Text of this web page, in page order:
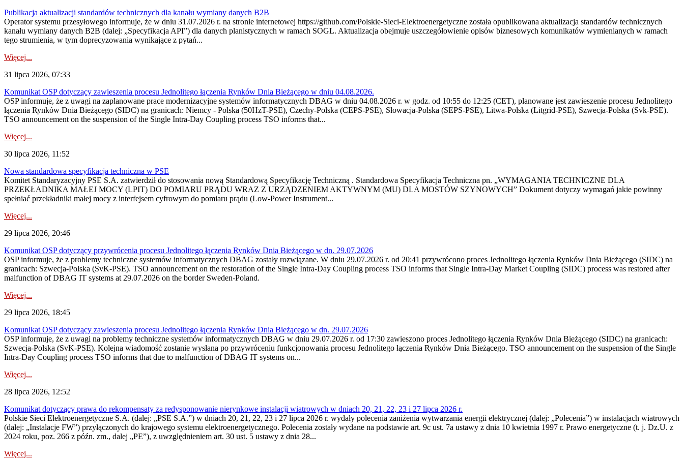
Publikacja aktualizacji standardów technicznych dla kanału wymiany danych B2B
Operator systemu przesyłowego informuje, że w dniu 31.07.2026 r. na stronie internetowej https://github.com/Polskie-Sieci-Elektroenergetyczne została opublikowana aktualizacja standardów technicznych
kanału wymiany danych B2B (dalej: „Specyfikacja API”) dla danych planistycznych w ramach SOGL. Aktualizacja obejmuje uszczegółowienie opisów biznesowych komunikatów wymienianych w ramach
tego strumienia, w tym doprecyzowania wynikające z pytań...
Więcej...
31 lipca 2026, 07:33
Komunikat OSP dotyczący zawieszenia procesu Jednolitego łączenia Rynków Dnia Bieżącego w dniu 04.08.2026.
OSP informuje, że z uwagi na zaplanowane prace modernizacyjne systemów informatycznych DBAG w dniu 04.08.2026 r. w godz. od 10:55 do 12:25 (CET), planowane jest zawieszenie procesu Jednolitego
łączenia Rynków Dnia Bieżącego (SIDC) na granicach: Niemcy - Polska (50HzT-PSE), Czechy-Polska (CEPS-PSE), Słowacja-Polska (SEPS-PSE), Litwa-Polska (Litgrid-PSE), Szwecja-Polska (Svk-PSE).
TSO announcement on the suspension of the Single Intra-Day Coupling process TSO informs that...
Więcej...
30 lipca 2026, 11:52
Nowa standardowa specyfikacja techniczna w PSE
Komitet Standaryzacyjny PSE S.A. zatwierdził do stosowania nową Standardową Specyfikację Techniczną . Standardowa Specyfikacja Techniczna pn. „WYMAGANIA TECHNICZNE DLA
PRZEKŁADNIKA MAŁEJ MOCY (LPIT) DO POMIARU PRĄDU WRAZ Z URZĄDZENIEM AKTYWNYM (MU) DLA MOSTÓW SZYNOWYCH” Dokument dotyczy wymagań jakie powinny
spełniać przekładniki małej mocy z interfejsem cyfrowym do pomiaru prądu (Low-Power Instrument...
Więcej...
29 lipca 2026, 20:46
Komunikat OSP dotyczący przywrócenia procesu Jednolitego łączenia Rynków Dnia Bieżącego w dn. 29.07.2026
OSP informuje, że z problemy techniczne systemów informatycznych DBAG zostały rozwiązane. W dniu 29.07.2026 r. od 20:41 przywrócono proces Jednolitego łączenia Rynków Dnia Bieżącego (SIDC) na
granicach: Szwecja-Polska (SvK-PSE). TSO announcement on the restoration of the Single Intra-Day Coupling process TSO informs that Single Intra-Day Market Coupling (SIDC) process was restored after
malfunction of DBAG IT systems at 29.07.2026 on the border Sweden-Poland.
Więcej...
29 lipca 2026, 18:45
Komunikat OSP dotyczący zawieszenia procesu Jednolitego łączenia Rynków Dnia Bieżącego w dn. 29.07.2026
OSP informuje, że z uwagi na problemy techniczne systemów informatycznych DBAG w dniu 29.07.2026 r. od 17:30 zawieszono proces Jednolitego łączenia Rynków Dnia Bieżącego (SIDC) na granicach:
Szwecja-Polska (SvK-PSE). Kolejna wiadomość zostanie wysłana po przywróceniu funkcjonowania procesu Jednolitego łączenia Rynków Dnia Bieżącego. TSO announcement on the suspension of the Single
Intra-Day Coupling process TSO informs that due to malfunction of DBAG IT systems on...
Więcej...
28 lipca 2026, 12:52
Komunikat dotyczący prawa do rekompensaty za redysponowanie nierynkowe instalacji wiatrowych w dniach 20, 21, 22, 23 i 27 lipca 2026 r.
Polskie Sieci Elektroenergetyczne S.A. (dalej: „PSE S.A.”) w dniach 20, 21, 22, 23 i 27 lipca 2026 r. wydały polecenia zaniżenia wytwarzania energii elektrycznej (dalej: „Polecenia”) w instalacjach wiatrowych
(dalej: „Instalacje FW”) przyłączonych do krajowego systemu elektroenergetycznego. Polecenia zostały wydane na podstawie art. 9c ust. 7a ustawy z dnia 10 kwietnia 1997 r. Prawo energetyczne (t. j. Dz.U. z
2024 roku, poz. 266 z późn. zm., dalej „PE”), z uwzględnieniem art. 30 ust. 5 ustawy z dnia 28...
Więcej...